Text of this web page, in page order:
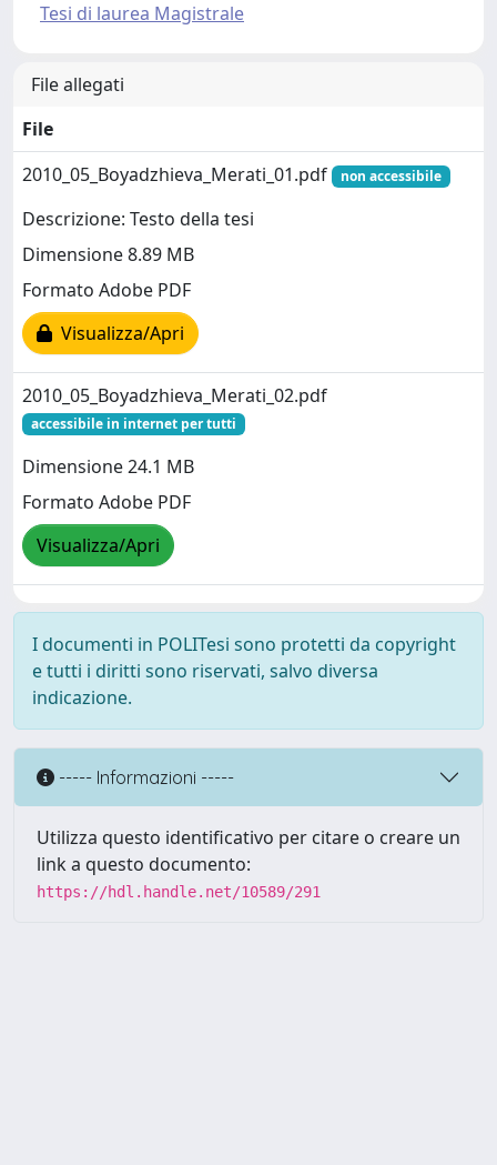
Tesi di laurea Magistrale
File allegati
File
2010_05_Boyadzhieva_Merati_01.pdf
non accessibile
Descrizione: Testo della tesi
Dimensione 8.89 MB
Formato Adobe PDF
Visualizza/Apri
2010_05_Boyadzhieva_Merati_02.pdf
accessibile in internet per tutti
Dimensione 24.1 MB
Formato Adobe PDF
Visualizza/Apri
I documenti in POLITesi sono protetti da copyright
e tutti i diritti sono riservati, salvo diversa
indicazione.
----- Informazioni -----
Utilizza questo identificativo per citare o creare un
link a questo documento:
https://hdl.handle.net/10589/291